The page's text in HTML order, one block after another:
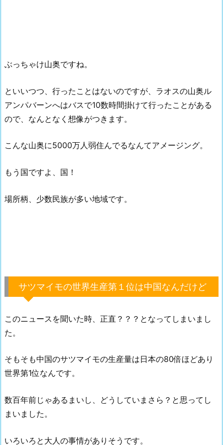
ぶっちゃけ山奥ですね。
といいつつ、行ったことはないのですが、ラオスの山奥ル
アンパバーンへはバスで10数時間掛けて行ったことがある
ので、なんとなく想像がつきます。
こんな山奥に5000万人弱住んでるなんてアメージング。
もう国ですよ、国！
場所柄、少数民族が多い地域です。
サツマイモの世界生産第１位は中国なんだけど
このニュースを聞いた時、正直？？？となってしまいまし
た。
そもそも中国のサツマイモの生産量は日本の80倍ほどあり
世界第1位なんです。
数百年前じゃあるまいし、どうしていまさら？と思ってし
まいました。
いろいろと大人の事情がありそうです。